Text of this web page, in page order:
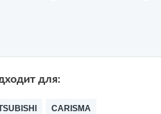
для:
CARISMA